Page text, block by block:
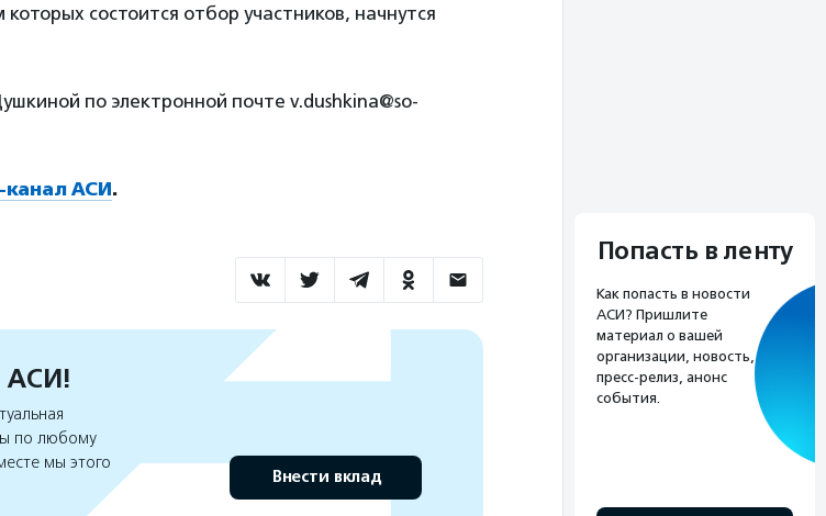
состоится отбор участников, начнутся
по электронной почте v.dushkina@so-
канал АСИ.
АСИ!
по любому
мы этого
Внести вклад
Попасть в ленту
Как попасть в новости
АСИ? Пришлите
материал о вашей
организации, новость,
пресс-релиз, анонс
события.